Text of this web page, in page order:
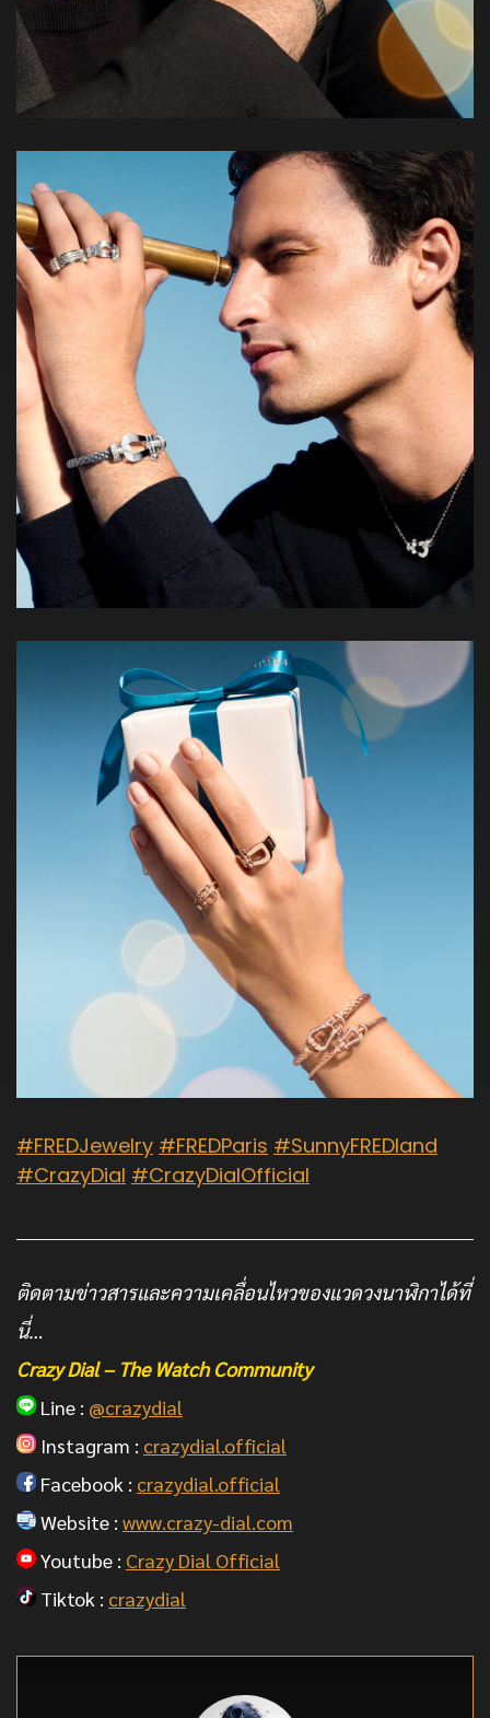
#FREDJewelry #FREDParis #SunnyFREDland
#CrazyDial #CrazyDialOfficial
ติดตามข่าวสารและความเคลื่อนไหวของแวดวงนาฬิกาได้ที่
นี่…
Crazy Dial – The Watch Community
Line : @crazydial
Instagram : crazydial.official
Facebook : crazydial.official
Website : www.crazy-dial.com
Youtube : Crazy Dial Official
Tiktok : crazydial